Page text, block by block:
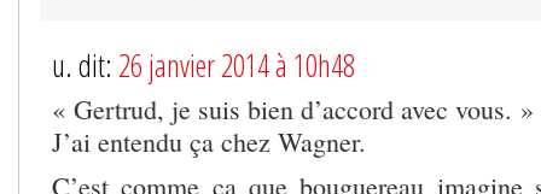
u. dit: 26 janvier 2014 à 10h48
« Gertrud, je suis bien d’accord avec vous.
J’ai entendu ça chez Wagner.
C’est comme ça que bouguereau